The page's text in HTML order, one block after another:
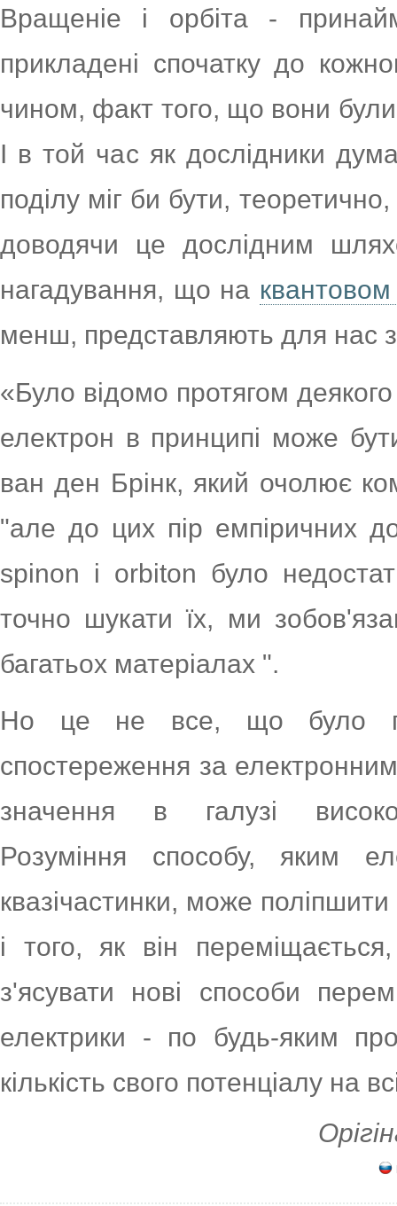
Вращеніе і орбіта -
прикладені спочатку до
чином, факт того, що вони
І в той час як дослідники
поділу міг би бути,
доводячи це дослідним
нагадування, що на
менш, представляють для нас
«Було відомо протягом
електрон в принципі може
ван ден Брінк, який очолює
"але до цих пір емпіричних
spinon і orbiton було
точно шукати їх, ми
багатьох матеріалах ".
Но це не все, що було
спостереження за
значення в галузі
Розуміння способу, яким
квазічастинки, може
і того, як він
з'ясувати нові способи
електрики - по будь-яким
кількість свого потенціалу на